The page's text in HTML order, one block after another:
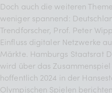
Doch auch die weiteren
weniger spannend:
Trendforscher, Prof. Peter
Einfluss digitaler Netzwerke
Märkte. Hamburgs Staatsrat
wird über das
hoffentlich 2024 in der
Olympischen Spielen